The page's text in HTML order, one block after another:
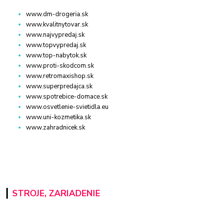
www.dm-drogeria.sk
www.kvalitnytovar.sk
www.najvypredaj.sk
www.topvypredaj.sk
www.top-nabytok.sk
www.proti-skodcom.sk
www.retromaxishop.sk
www.superpredajca.sk
www.spotrebice-domace.sk
www.osvetlenie-svietidla.eu
www.uni-kozmetika.sk
www.zahradnicek.sk
STROJE, ZARIADENIE